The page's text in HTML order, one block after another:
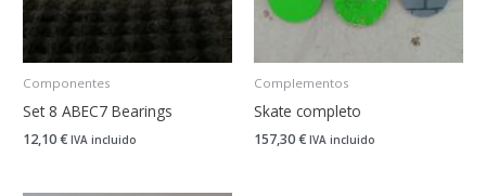
Componentes
Set 8 ABEC7 Bearings
12,10€ IVA incluido
Complementos
Skate completo
157,30€ IVA incluido